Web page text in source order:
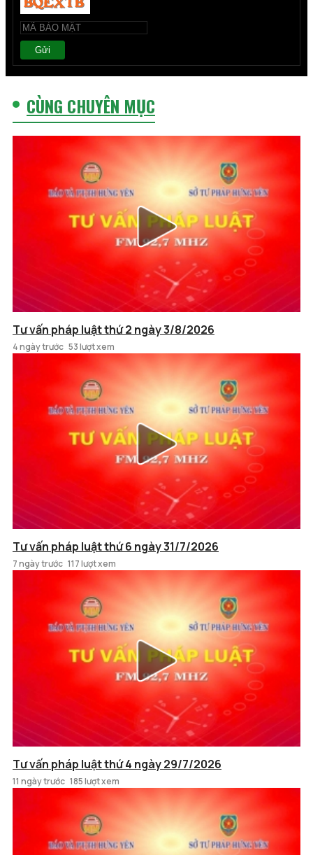
Gửi
CÙNG CHUYÊN MỤC
Tư vấn pháp luật thứ 2 ngày 3/8/2026
4 ngày trước 53 lượt xem
Tư vấn pháp luật thứ 6 ngày 31/7/2026
7 ngày trước 117 lượt xem
Tư vấn pháp luật thứ 4 ngày 29/7/2026
11 ngày trước 185 lượt xem